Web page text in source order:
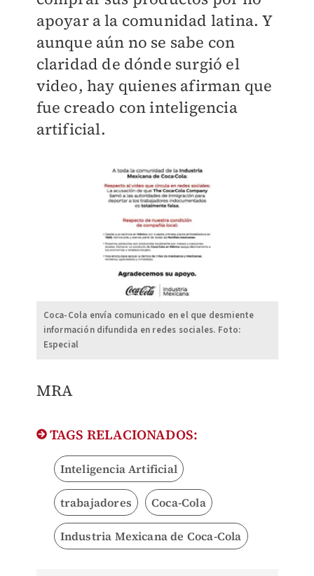
apoyar a la comunidad latina. Y
aunque aún no se sabe con
claridad de dónde surgió el
video, hay quienes afirman que
fue creado con inteligencia
artificial.
Coca-Cola envía comunicado en el que desmiente
información difundida en redes sociales. Foto:
Especial
MRA
TAGS RELACIONADOS:
Inteligencia Artificial
trabajadores Coca-Cola
Industria Mexicana de Coca-Cola